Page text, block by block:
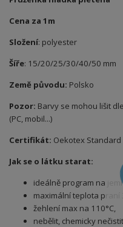
Cena za 1m
Složení: polyester
Šíře: 15/20/25/30/40/50 mm
Země původu: Polsko
Pozor: Barvy se mohou lišit
(PC, mobil...)
Certifikát: Oekotex Standard
Jak se o látku starat:
ideálně program na
maximální teplota praní
žehlení max na 110°C,
nebělit, chemicky